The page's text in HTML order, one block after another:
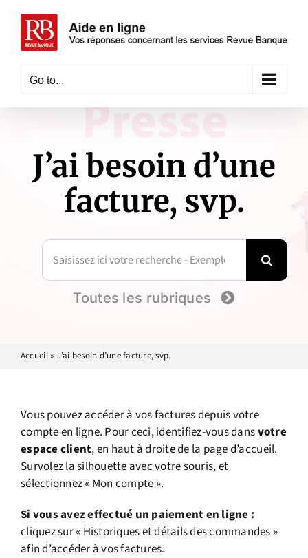
content
Go to...
J’ai besoin d’une
facture, svp.
Search
for:
Toutes les rubriques
Accueil» J’ai besoin d’une facture, svp.
Vous pouvez accéder à vos factures depuis votre
compte en ligne. Pour ceci, identifiez-vous dansvotre
espace client, en haut à droite de la page d’accueil.
Survolez la silhouette avec votre souris, et
sélectionnez « Mon compte ».
Si vous avez effectué un paiement en ligne :
cliquez sur « Historiques et détails des commandes »
afin d’accéder à vos factures.